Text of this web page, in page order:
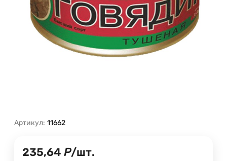
Артикул: 11662
235,64 Р/шт.